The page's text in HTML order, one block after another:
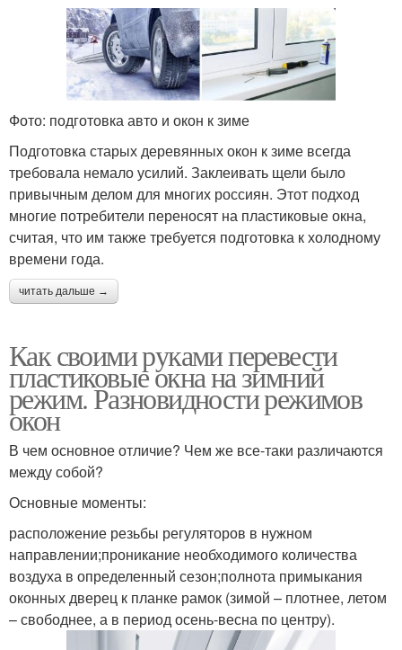
Фото: подготовка авто и окон к зиме
Подготовка старых деревянных окон к зиме всегда
требовала немало усилий. Заклеивать щели было
привычным делом для многих россиян. Этот подход
многие потребители переносят на пластиковые окна,
считая, что им также требуется подготовка к холодному
времени года.
читать дальше →
Как своими руками перевести
пластиковые окна на зимний
режим. Разновидности режимов
окон
В чем основное отличие? Чем же все-таки различаются
между собой?
Основные моменты:
расположение резьбы регуляторов в нужном
направлении;проникание необходимого количества
воздуха в определенный сезон;полнота примыкания
оконных дверец к планке рамок (зимой – плотнее, летом
– свободнее, а в период осень-весна по центру).